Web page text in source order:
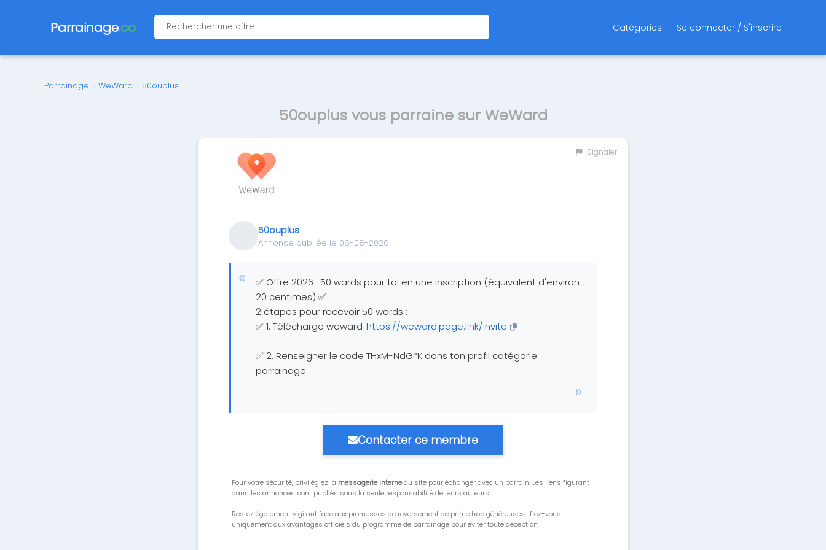
Parrainage.co Catégories Se connecter / S'inscrire
Parrainage › WeWard › 50ouplus
50ouplus vous parraine sur WeWard
Signaler
50ouplus
Annonce publiée le 06-08-2026
✅ Offre 2026 : 50 wards pour toi en une inscription (équivalent d'environ
20 centimes) ✅
2 étapes pour recevoir 50 wards :
✅ 1. Télécharge weward https://weward.page.link/invite
✅ 2. Renseigner le code THxM-NdG*K dans ton profil catégorie
parrainage.
Contacter ce membre
Pour votre sécurité, privilégiez la messagerie internedu site pour échanger avec un parrain. Les liens figurant
dans les annonces sont publiés sous la seule responsabilité de leurs auteurs.
Restez également vigilant face aux promesses de reversement de prime trop généreuses : fiez-vous
uniquement aux avantages officiels du programme de parrainage pour éviter toute déception.